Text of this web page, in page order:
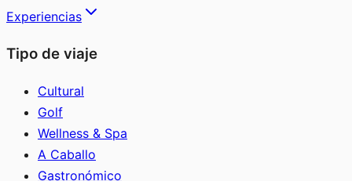
Experiencias
Tipo de viaje
Cultural
Golf
Wellness & Spa
A Caballo
Gastronómico